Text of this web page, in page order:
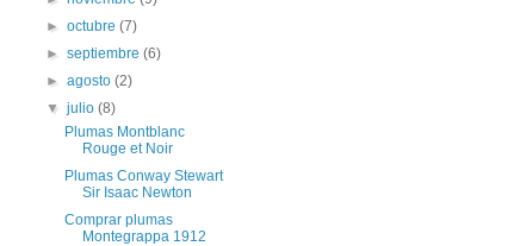
►octubre(7)
►septiembre(6)
►agosto(2)
▼julio(8)
Plumas Montblanc
Rouge et Noir
Plumas Conway Stewart
Sir Isaac Newton
Comprar plumas
Montegrappa 1912